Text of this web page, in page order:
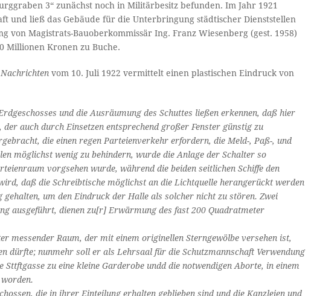
3“ zunächst noch in Militärbesitz befunden. Im Jahr 1921
und ließ das Gebäude für die Unterbringung städtischer Dienststellen
Magistrats-Bauoberkommissär Ing. Franz Wiesenberg (gest. 1958)
Millionen Kronen zu Buche.
vom 10. Juli 1922 vermittelt einen plastischen Eindruck von
und die Ausräumung des Schuttes ließen erkennen, daß hier
auch durch Einsetzen entsprechend großer Fenster günstig zu
die einen regen Parteienverkehr erfordern, die Meld-, Paß-, und
möglichst wenig zu behindern, wurde die Anlage der Schalter so
vorgsehen wurde, während die beiden seitlichen Schiffe den
daß die Schreibtische möglichst an die Lichtquelle herangerückt werden
um den Eindruck der Halle als solcher nicht zu stören. Zwei
ausgeführt, dienen zu[r] Erwärmung des fast 200 Quadratmeter
messender Raum, der mit einem originellen Sterngewölbe versehen ist,
dürfte; nunmehr soll er als Lehrsaal für die Schutzmannschaft Verwendung
Sttftgasse zu eine kleine Garderobe undd die notwendigen Aborte, in einem
die in ihrer Einteilung erhalten geblieben sind und die Kanzleien und